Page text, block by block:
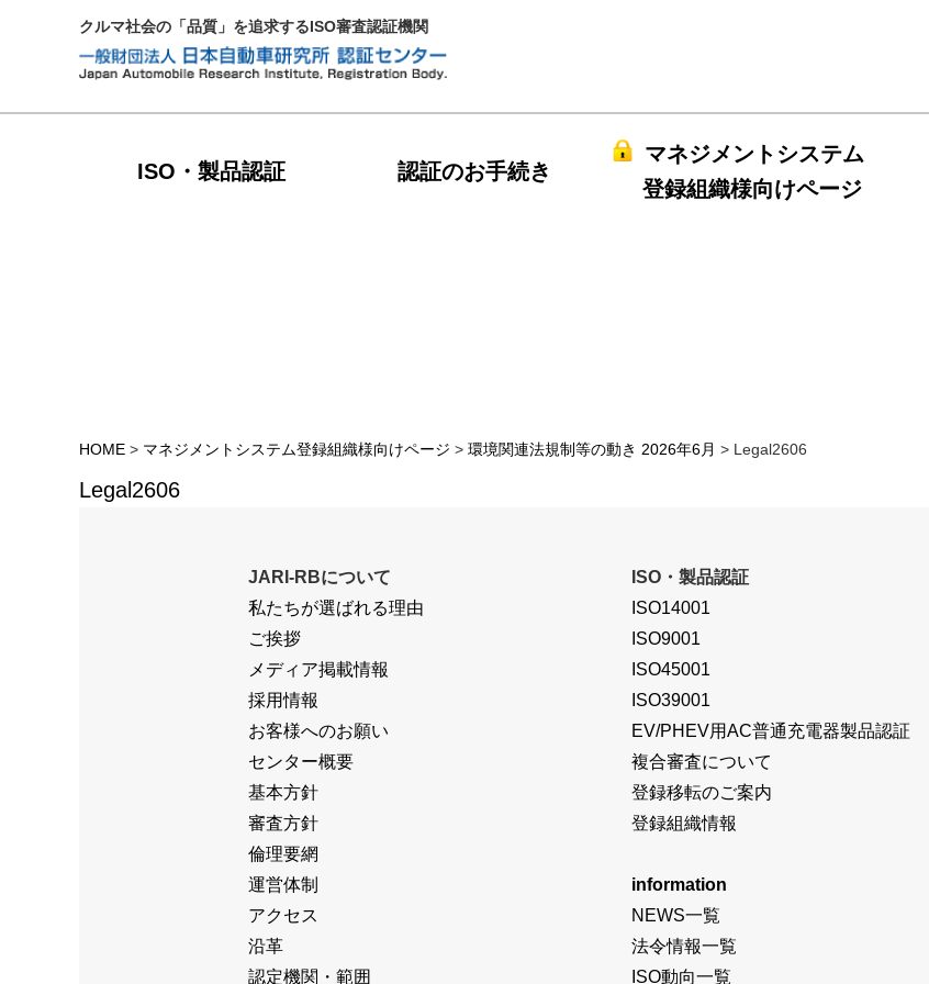
クルマ社会の「品質」を追求するISO審査認証機関
ISO・製品認証 認証のお手続き
マネジメントシステム
登録組織様向けページ
HOME > マネジメントシステム登録組織様向けページ > 環境関連法規制等の動き 2026年6月 > Legal2606
Legal2606
JARI-RBについて
私たちが選ばれる理由
ご挨拶
メディア掲載情報
採用情報
お客様へのお願い
センター概要
基本方針
審査方針
倫理要網
運営体制
アクセス
沿革
認定機関・範囲
ISO・製品認証
ISO14001
ISO9001
ISO45001
ISO39001
EV/PHEV用AC普通充電器製品認証
複合審査について
登録移転のご案内
登録組織情報
information
NEWS一覧
法令情報一覧
ISO動向一覧